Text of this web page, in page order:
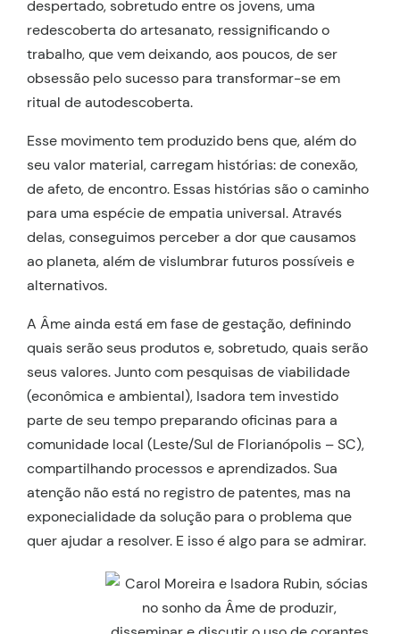
despertado, sobretudo entre os jovens, uma
redescoberta do artesanato, ressignificando o
trabalho, que vem deixando, aos poucos, de ser
obsessão pelo sucesso para transformar-se em
ritual de autodescoberta.
Esse movimento tem produzido bens que, além do
seu valor material, carregam histórias: de conexão,
de afeto, de encontro. Essas histórias são o caminho
para uma espécie de empatia universal. Através
delas, conseguimos perceber a dor que causamos
ao planeta, além de vislumbrar futuros possíveis e
alternativos.
A Âme ainda está em fase de gestação, definindo
quais serão seus produtos e, sobretudo, quais serão
seus valores. Junto com pesquisas de viabilidade
(econômica e ambiental), Isadora tem investido
parte de seu tempo preparando oficinas para a
comunidade local (Leste/Sul de Florianópolis – SC),
compartilhando processos e aprendizados. Sua
atenção não está no registro de patentes, mas na
exponecialidade da solução para o problema que
quer ajudar a resolver. E isso é algo para se admirar.